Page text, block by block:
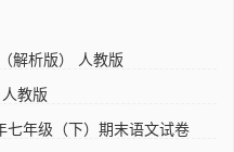
解析版） 人教版
教版
年级（下）期末语文试卷